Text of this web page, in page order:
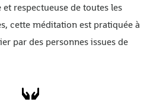
respectueuse de toutes les
cette méditation est pratiquée à
par des personnes issues de